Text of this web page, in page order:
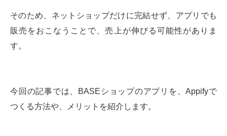
そのため、ネットショップだけに完結せず、アプリでも
販売をおこなうことで、売上が伸びる可能性がありま
す。
今回の記事では、BASEショップのアプリを、Appifyで
つくる方法や、メリットを紹介します。